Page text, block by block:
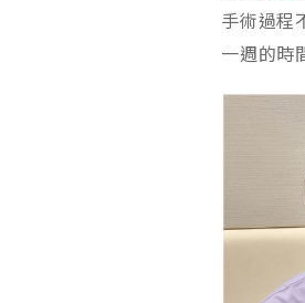
手術過程
一週的時